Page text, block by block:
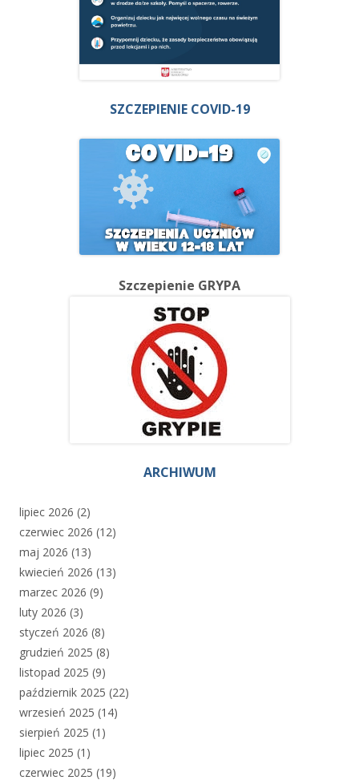
SZCZEPIENIE COVID-19
Szczepienie GRYPA
ARCHIWUM
lipiec 2026 (2)
czerwiec 2026 (12)
maj 2026 (13)
kwiecień 2026 (13)
marzec 2026 (9)
luty 2026 (3)
styczeń 2026 (8)
grudzień 2025 (8)
listopad 2025 (9)
październik 2025 (22)
wrzesień 2025 (14)
sierpień 2025 (1)
lipiec 2025 (1)
czerwiec 2025 (19)